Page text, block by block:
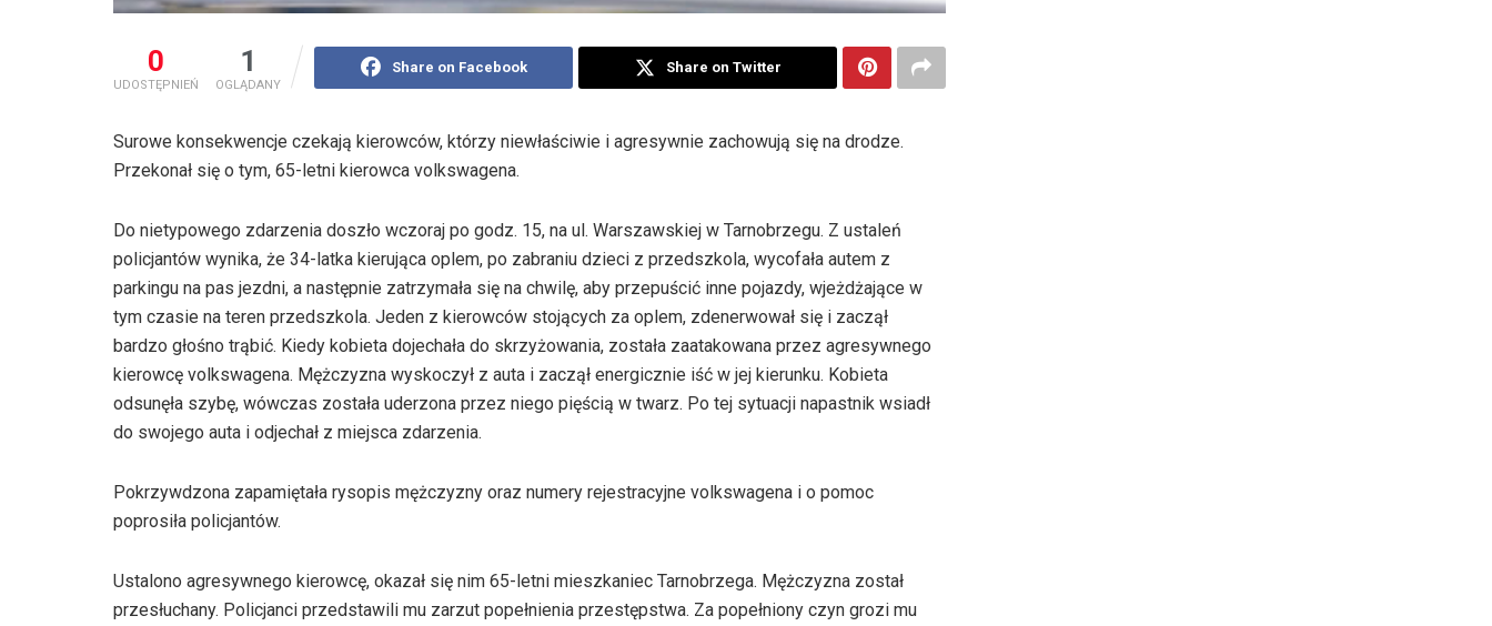
0
UDOSTĘPNIEŃ
1
OGLĄDANY
Share on Facebook Share on Twitter
Surowe konsekwencje czekają kierowców, którzy niewłaściwie i agresywnie zachowują się na drodze.
Przekonał się o tym, 65-letni kierowca volkswagena.
Do nietypowego zdarzenia doszło wczoraj po godz. 15, na ul. Warszawskiej w Tarnobrzegu. Z ustaleń
policjantów wynika, że 34-latka kierująca oplem, po zabraniu dzieci z przedszkola, wycofała autem z
parkingu na pas jezdni, a następnie zatrzymała się na chwilę, aby przepuścić inne pojazdy, wjeżdżające w
tym czasie na teren przedszkola. Jeden z kierowców stojących za oplem, zdenerwował się i zaczął
bardzo głośno trąbić. Kiedy kobieta dojechała do skrzyżowania, została zaatakowana przez agresywnego
kierowcę volkswagena. Mężczyzna wyskoczył z auta i zaczął energicznie iść w jej kierunku. Kobieta
odsunęła szybę, wówczas została uderzona przez niego pięścią w twarz. Po tej sytuacji napastnik wsiadł
do swojego auta i odjechał z miejsca zdarzenia.
Pokrzywdzona zapamiętała rysopis mężczyzny oraz numery rejestracyjne volkswagena i o pomoc
poprosiła policjantów.
Ustalono agresywnego kierowcę, okazał się nim 65-letni mieszkaniec Tarnobrzega. Mężczyzna został
przesłuchany. Policjanci przedstawili mu zarzut popełnienia przestępstwa. Za popełniony czyn grozi mu